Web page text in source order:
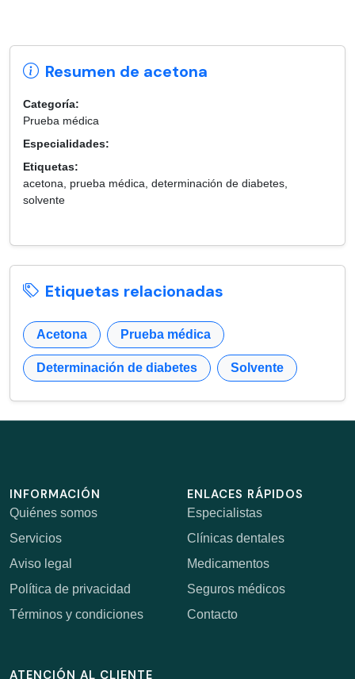
Resumen de acetona
Categoría:
Prueba médica
Especialidades:
Etiquetas:
acetona, prueba médica, determinación de diabetes,
solvente
Etiquetas relacionadas
Acetona Prueba médica
Determinación de diabetes Solvente
INFORMACIÓN
Quiénes somos
Servicios
Aviso legal
Política de privacidad
Términos y condiciones
ENLACES RÁPIDOS
Especialistas
Clínicas dentales
Medicamentos
Seguros médicos
Contacto
ATENCIÓN AL CLIENTE